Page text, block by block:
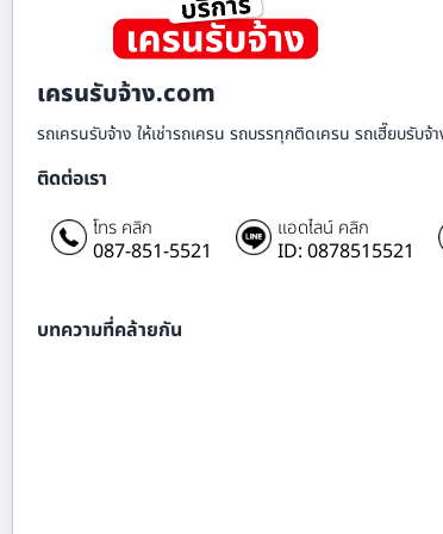
เครนรับจ้าง.com
รถเครนรับจ้าง ให้เช่ารถเครน รถบรรทุกติดเครน รถเฮี๊ยบรับ
ติดต่อเรา
โทร คลิก
087-851-5521
แอดไลน์ คลิก
ID: 0878515521
บทความที่คล้ายกัน